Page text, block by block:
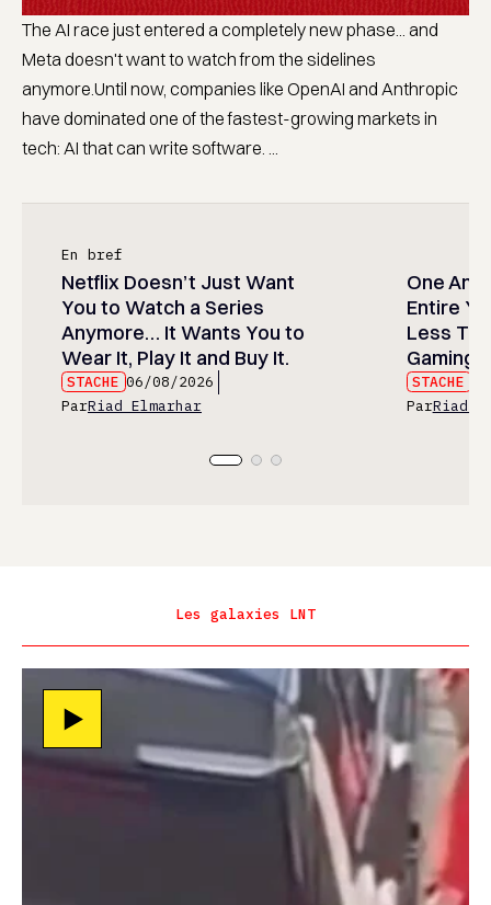
The AI race just entered a completely new phase... and
Meta doesn't want to watch from the sidelines
anymore.Until now, companies like OpenAI and Anthropic
have dominated one of the fastest-growing markets in
tech: AI that can write software. ...
En bref
Netflix Doesn’t Just Want
You to Watch a Series
Anymore… It Wants You to
Wear It, Play It and Buy It.
STACHE 06/08/2026
ParRiad Elmarhar
One
Entire
Less
Gaming
STACHE
ParRiad
Les galaxies LNT